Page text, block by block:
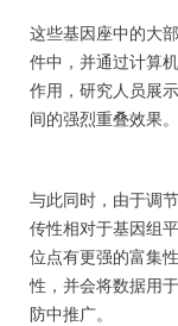
这些基因座中的大
件中，并通过计算
作用，研究人员展
间的强烈重叠效果。
与此同时，由于调
传性相对于基因组
位点有更强的富集
性，并会将数据用
防中推广。